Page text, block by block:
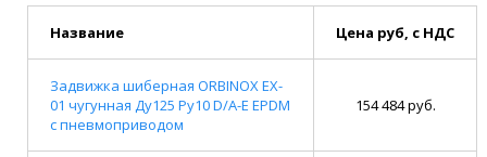
Название Цена руб, с НДС
Задвижка шиберная ORBINOX EX-
01 чугунная Ду125 Ру10 D/A-E EPDM
с пневмоприводом
154 484 руб.